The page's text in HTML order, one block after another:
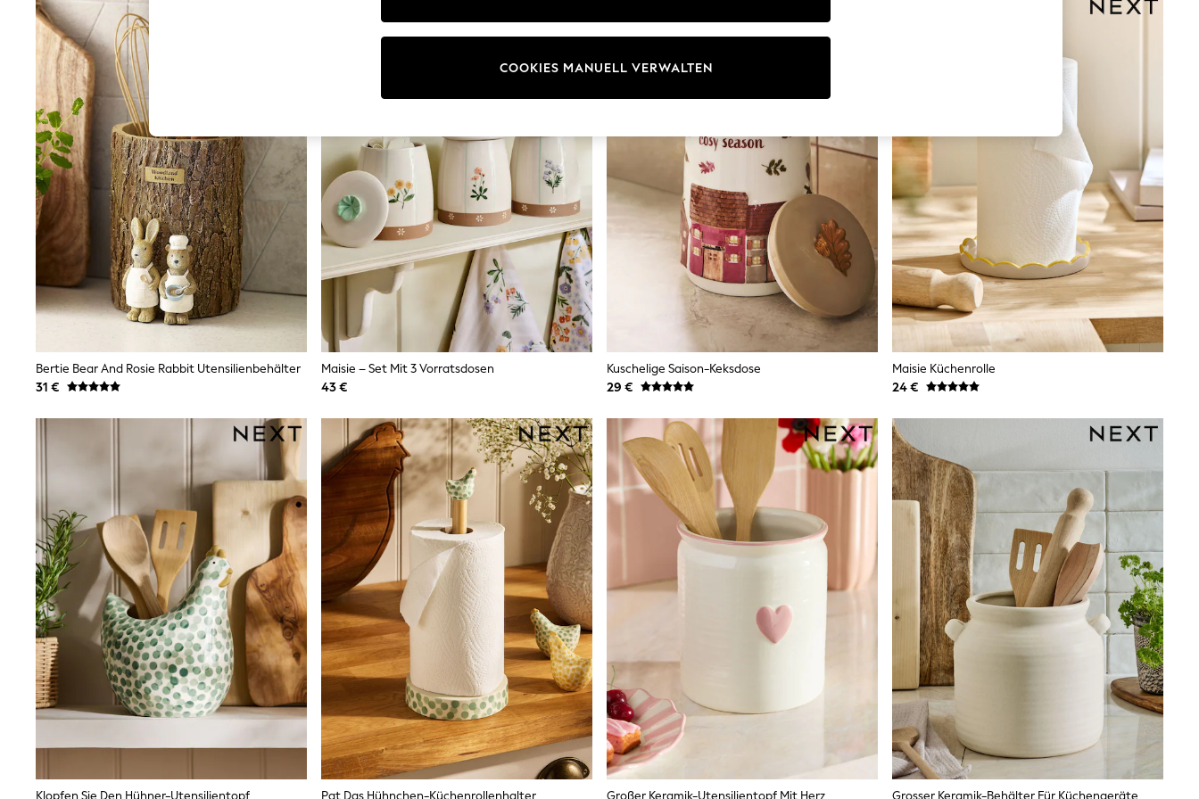
Men's Holiday Shop
All Swimwear
Accessories
Bags & Luggage
Footwear
Hats
Linen Collection
Loafers
Polo Shirts
Sandals & Flipflops
Shirts
Shorts
T-Shirts
Vests
Boys Holiday Shop
All Swimwear
Ponchos & Toweling sets
Sun Hats & Caps
Polo Shirts
Sandals & Sliders
Shirts
Shorts
Beach Dresses & Kaftans
Dresses
Sun Hats & Caps
Jumpsuits & Playsuits
Rash Vests
Sandals & Sliders
Shorts
Skirts
Sunsafe Swimwear
Tops & T-Shirts
Baby Holiday Shop
Baby Travel Accessories
All Accessories
Beach Bags
Birkenstock
Havaianas
Bertie Bear And Rosie Rabbit Utensilienbehälter
31 €
Maisie – Set Mit 3 Vorratsdosen
43 €
Kuschelige Saison-Keksdose
29 €
Maisie Küchenrolle
24 €
COOKIES MANUELL VERWALTEN